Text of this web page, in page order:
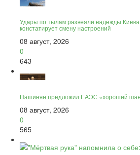
Удары по тылам развеяли надежды
констатирует смену настроений
08 август, 2026
0
643
Пашинян предложил ЕАЭС «хороший
08 август, 2026
0
565